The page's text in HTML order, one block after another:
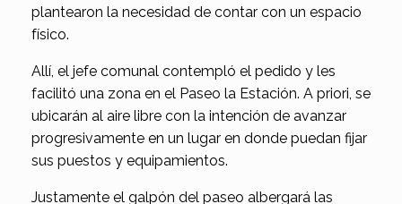
plantearon la necesidad de contar con un espacio
físico.
Allí, el jefe comunal contempló el pedido y les
facilitó una zona en el Paseo la Estación. A priori, se
ubicarán al aire libre con la intención de avanzar
progresivamente en un lugar en donde puedan fijar
sus puestos y equipamientos.
Justamente el galpón del paseo albergará las